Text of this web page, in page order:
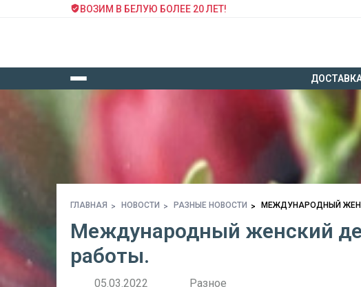
ВОЗИМ В БЕЛУЮ БОЛЕЕ 20 ЛЕТ!
ГЛАВНАЯ НОВОСТИ РАЗНЫЕ НОВОСТИ МЕЖДУНАРОДНЫЙ
Международный женский
работы.
05.03.2022 Разное